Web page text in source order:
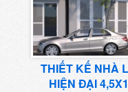
THIẾT KẾ NHÀ
HIỆN ĐẠI